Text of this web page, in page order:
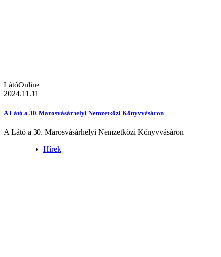
LátóOnline
2024.11.11
A Látó a 30. Marosvásárhelyi Nemzetközi Könyvvásáron
A Látó a 30. Marosvásárhelyi Nemzetközi Könyvvásáron
Hírek